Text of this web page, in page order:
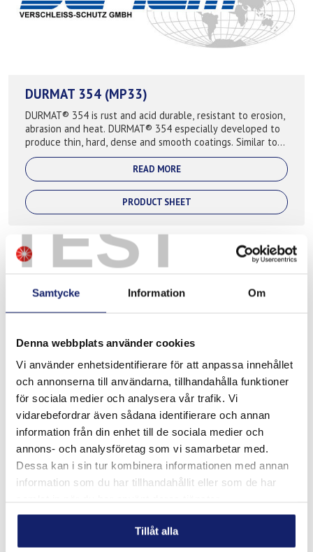
TEST
Samtycke Information Om
Denna webbplats använder cookies
Vi använder enhetsidentifierare för att anpassa innehållet
och annonserna till användarna, tillhandahålla funktioner
för sociala medier och analysera vår trafik. Vi
vidarebefordrar även sådana identifierare och annan
information från din enhet till de sociala medier och
annons- och analysföretag som vi samarbetar med.
Dessa kan i sin tur kombinera informationen med annan
information som du har tillhandahållit eller som de har
Tillåt alla
DURMAT 354 (MP33)
DURMAT® 354 is rust and acid durable, resistant to erosion,
abrasion and heat. DURMAT® 354 especially developed to
produce thin, hard, dense and smooth coatings. Similar to
DURMAT® 356 but higher W...
READ MORE
PRODUCT SHEET
MP6
Copper alloyed powder for surfacing of cast ioron,
unalloyed and alloyed steels. Kopparlegerat pulver för
ytbeläggning av gjutjärn, legerade och olegerade stål.
Bearings, sliding surfaces, guide ro...
READ MORE